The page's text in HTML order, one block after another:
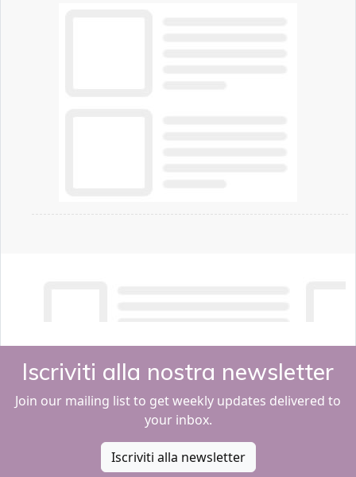
Iscriviti alla nostra newsletter
Join our mailing list to get weekly updates delivered to
your inbox.
Iscriviti alla newsletter